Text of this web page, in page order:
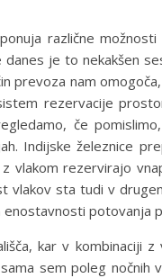
različne
je to nekakšen
prevoza nam
rezervacije
če
Indijske železnice
vlakom rezervirajo
vlakov sta tudi v
potovanja
kar v kombinaciji z
sem poleg nočnih